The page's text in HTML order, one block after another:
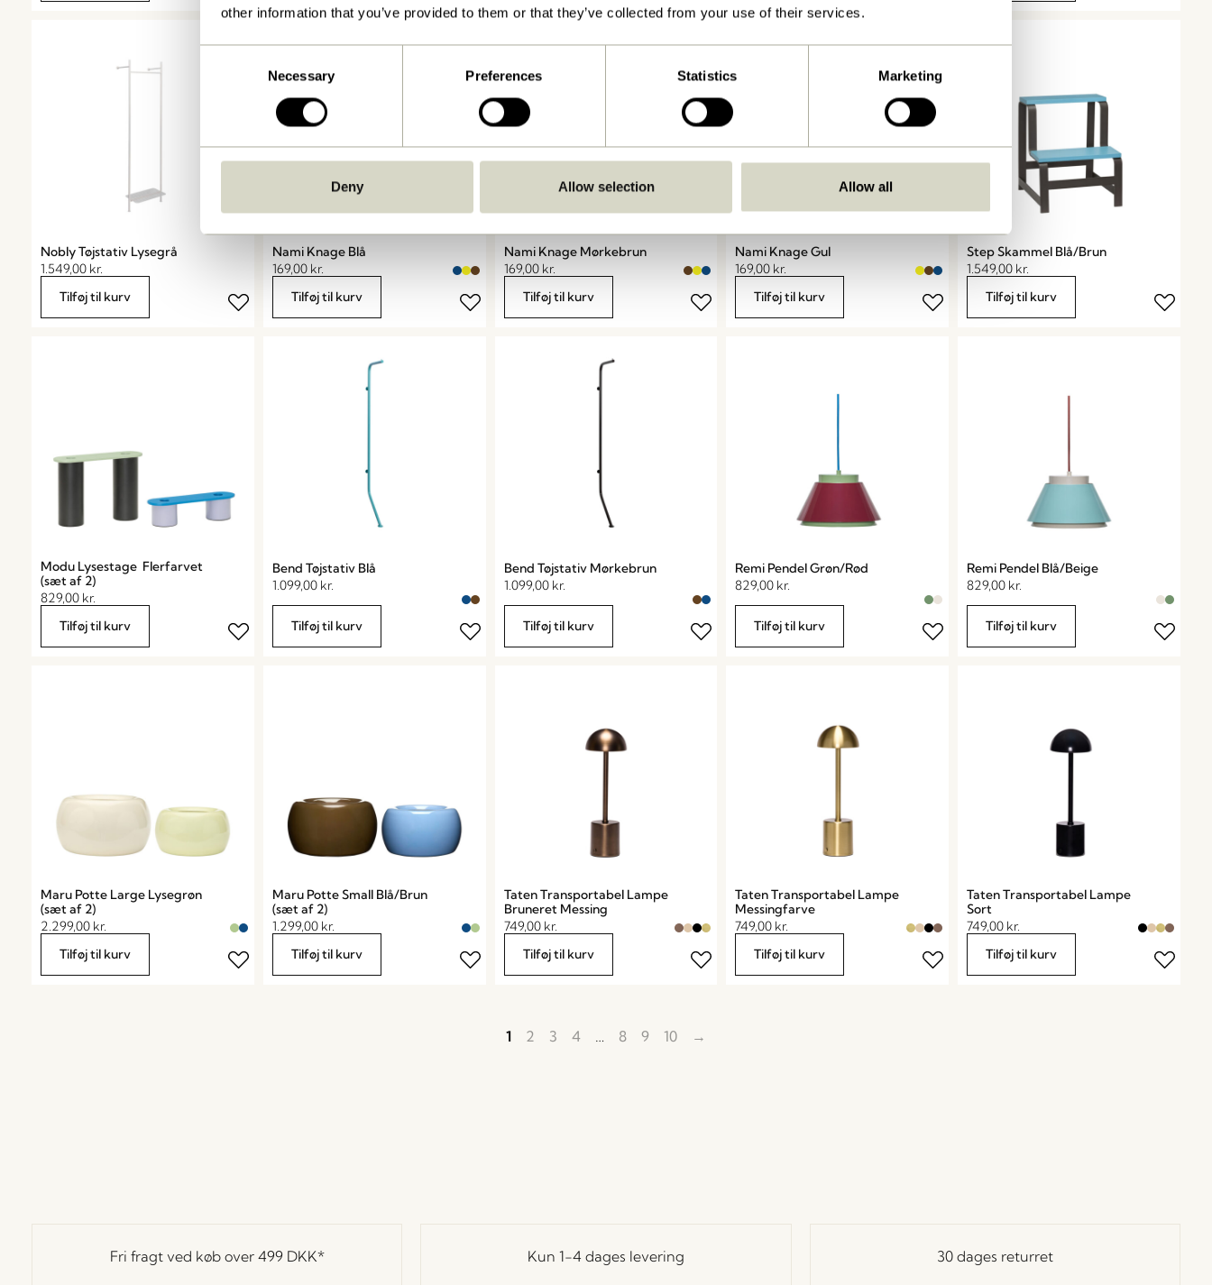
other information that you’ve provided to them or that they’ve collected from your use of their services.
Necessary Preferences Statistics Marketing
Deny Allow selection Allow all
Nobly Tøjstativ Lysegrå
1.549,00 kr.
Tilføj til kurv
Nami Knage Blå
169,00 kr.
Tilføj til kurv
Nami Knage Mørkebrun
169,00 kr.
Tilføj til kurv
Nami Knage Gul
169,00 kr.
Tilføj til kurv
Step Skammel Blå/Brun
1.549,00 kr.
Tilføj til kurv
Modu Lysestage Flerfarvet
(sæt af 2)
829,00 kr.
Tilføj til kurv
Bend Tøjstativ Blå
1.099,00 kr.
Tilføj til kurv
Bend Tøjstativ Mørkebrun
1.099,00 kr.
Tilføj til kurv
Remi Pendel Grøn/Rød
829,00 kr.
Tilføj til kurv
Remi Pendel Blå/Beige
829,00 kr.
Tilføj til kurv
Maru Potte Large Lysegrøn
(sæt af 2)
2.299,00 kr.
Tilføj til kurv
Maru Potte Small Blå/Brun
(sæt af 2)
1.299,00 kr.
Tilføj til kurv
Taten Transportabel Lampe
Bruneret Messing
749,00 kr.
Tilføj til kurv
Taten Transportabel Lampe
Messingfarve
749,00 kr.
Tilføj til kurv
Taten Transportabel Lampe
Sort
749,00 kr.
Tilføj til kurv
1 2 3 4 … 8 9 10 →
Fri fragt ved køb over 499 DKK* Kun 1-4 dages levering 30 dages returret